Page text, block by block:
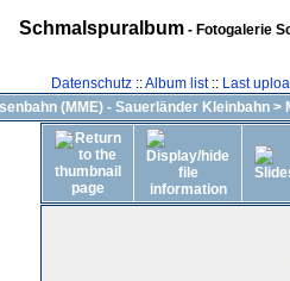
Schmalspuralbum- Fotogalerie
Datenschutz::Album list:: Last
(MME) - Sauerländer Kleinbahn >